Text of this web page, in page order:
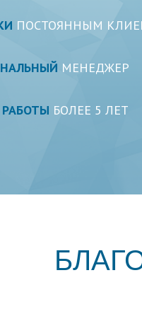
ПОСТОЯННЫМ
МЕНЕДЖЕР
БОЛЕЕ 5 ЛЕТ